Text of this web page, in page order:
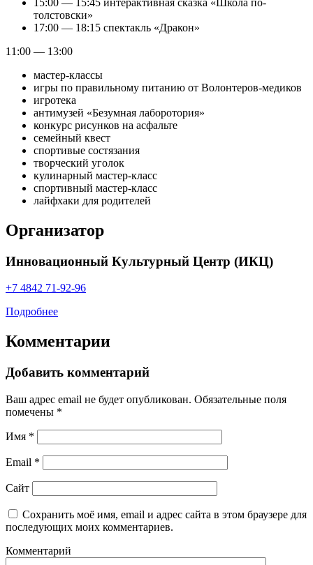
толстовски»
17:00 — 18:15 спектакль «Дракон»
11:00 — 13:00
мастер-классы
игры по правильному питанию от Волонтеров-медиков
игротека
антимузей «Безумная лаборотория»
конкурс рисунков на асфальте
семейный квест
спортивые состязания
творческий уголок
кулинарный мастер-класс
спортивный мастер-класс
лайфхаки для родителей
Организатор
Инновационный Культурный Центр (ИКЦ)
+7 4842 71‑92-96
Подробнее
Комментарии
Добавить комментарий
Ваш адрес email не будет опубликован. Обязательные поля
помечены *
Имя *
Email *
Сайт
Сохранить моё имя, email и адрес сайта в этом браузере для
последующих моих комментариев.
Комментарий